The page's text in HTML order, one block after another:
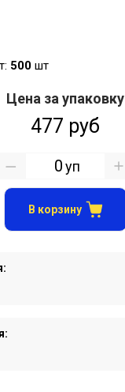
500 шт
Цена за упаковку
477 руб
уп
В корзину